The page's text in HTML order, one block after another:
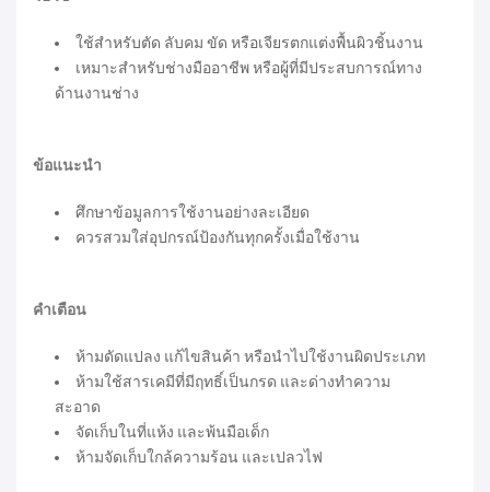
ใช้สำหรับตัด ลับคม ขัด หรือเจียรตกแต่งพื้นผิวชิ้นงาน
เหมาะสำหรับช่างมืออาชีพ หรือผู้ที่มีประสบการณ์ทาง
ด้านงานช่าง
ข้อแนะนำ
ศึกษาข้อมูลการใช้งานอย่างละเอียด
ควรสวมใส่อุปกรณ์ป้องกันทุกครั้งเมื่อใช้งาน
คำเตือน
ห้ามดัดแปลง แก้ไขสินค้า หรือนำไปใช้งานผิดประเภท
ห้ามใช้สารเคมีที่มีฤทธิ์เป็นกรด และด่างทำความ
สะอาด
จัดเก็บในที่แห้ง และพ้นมือเด็ก
ห้ามจัดเก็บใกล้ความร้อน และเปลวไฟ